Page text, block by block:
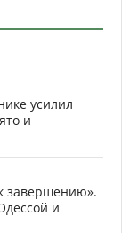
усилил
и
завершению».
и